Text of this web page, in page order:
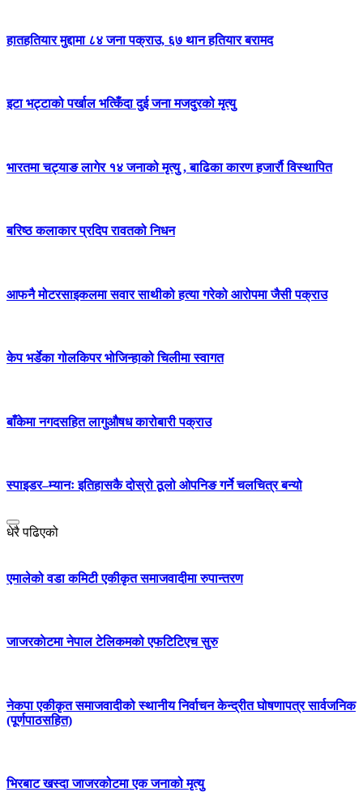
हातहतियार मुद्दामा ८४ जना पक्राउ, ६७ थान हतियार बरामद
इटा भट्टाको पर्खाल भत्किँदा दुई जना मजदुरको मृत्यु
भारतमा चट्याङ लागेर १४ जनाको मृत्यु , बाढिका कारण हजार्रौ विस्थापित
बरिष्ठ कलाकार प्रदिप रावतको निधन
आफनै मोटरसाइकलमा सवार साथीको हत्या गरेको आरोपमा जैसी पक्राउ
केप भर्डेका गोलकिपर भोजिन्हाको चिलीमा स्वागत
बाँकेमा नगदसहित लागुऔषध कारोबारी पक्राउ
स्पाइडर–म्यानः इतिहासकै दोस्रो ठूलो ओपनिङ गर्ने चलचित्र बन्यो
धेरै पढिएको
एमालेको वडा कमिटी एकीकृत समाजवादीमा रुपान्तरण
जाजरकाेटमा नेपाल टेलिकमको एफटिटिएच सुरु
नेकपा एकीकृत समाजवादीको स्थानीय निर्वाचन केन्द्रीत घोषणापत्र सार्वजनिक
(पूर्णपाठसहित)
भिरबाट खस्दा जाजरकोटमा एक जनाको मृत्यु